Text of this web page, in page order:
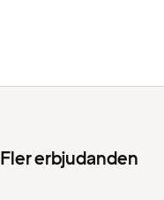
Fler erbjudanden